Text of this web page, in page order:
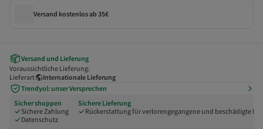
Versand kostenlos ab 35€
Versand und Lieferung
Voraussichtliche Lieferung:
Lieferart
Internationale Lieferung
Trendyol: unser Versprechen
Sicher shoppen
Sichere Zahlung
Datenschutz
Sichere Lieferung
Rückerstattung für verlorengegangene und beschädigte